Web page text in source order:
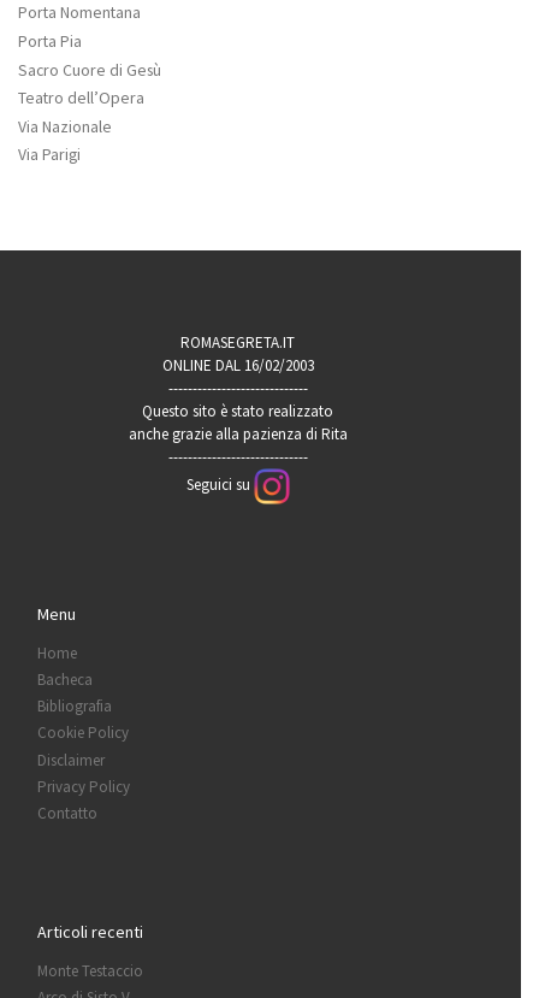
Porta Nomentana
Porta Pia
Sacro Cuore di Gesù
Teatro dell’Opera
Via Nazionale
Via Parigi
ROMASEGRETA.IT
ONLINE DAL 16/02/2003
-----------------------------
Questo sito è stato realizzato
anche grazie alla pazienza di Rita
-----------------------------
Seguici su
Menu
Home
Bacheca
Bibliografia
Cookie Policy
Disclaimer
Privacy Policy
Contatto
Articoli recenti
Monte Testaccio